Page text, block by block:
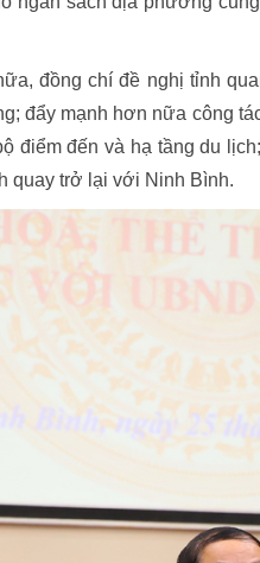
đồng chí đề nghị tỉnh
đẩy mạnh hơn nữa công
điểm đến và hạ tầng du
quay trở lại với Ninh Bình.